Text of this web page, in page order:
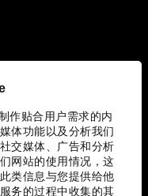
作贴合用户需求的内
体功能以及分析我们
交媒体、广告和分析
网站的使用情况，这
类信息与您提供给他
务的过程中收集的其